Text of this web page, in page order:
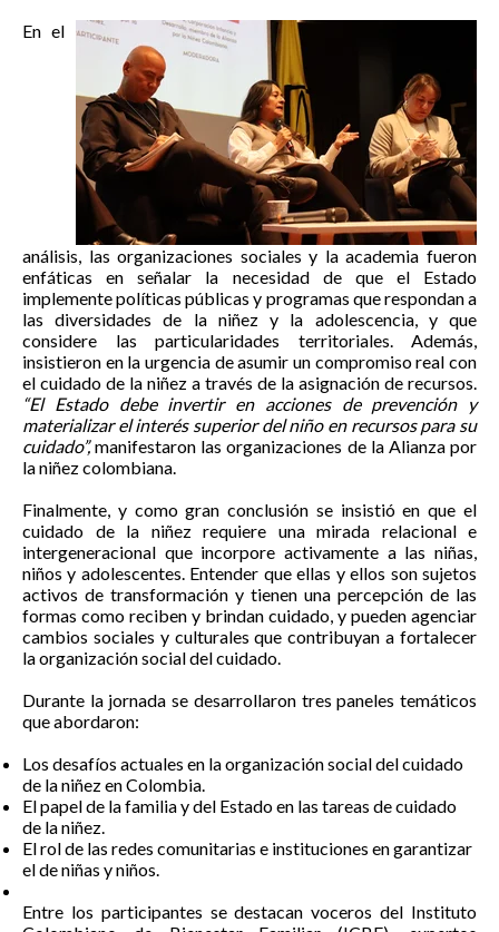
En el
análisis, las organizaciones sociales y la academia fueron
enfáticas en señalar la necesidad de que el Estado
implemente políticas públicas y programas que respondan a
las diversidades de la niñez y la adolescencia, y que
considere las particularidades territoriales. Además,
insistieron en la urgencia de asumir un compromiso real con
el cuidado de la niñez a través de la asignación de recursos.
“El Estado debe invertir en acciones de prevención y
materializar el interés superior del niño en recursos para su
cuidado”,manifestaron las organizaciones de la Alianza por
la niñez colombiana.
Finalmente, y como gran conclusión se insistió en que el
cuidado de la niñez requiere una mirada relacional e
intergeneracional que incorpore activamente a las niñas,
niños y adolescentes. Entender que ellas y ellos son sujetos
activos de transformación y tienen una percepción de las
formas como reciben y brindan cuidado, y pueden agenciar
cambios sociales y culturales que contribuyan a fortalecer
la organización social del cuidado.
Durante la jornada se desarrollaron tres paneles temáticos
que abordaron:
Los desafíos actuales en la organización social del cuidado
de la niñez en Colombia.
El papel de la familia y del Estado en las tareas de cuidado
de la niñez.
El rol de las redes comunitarias e instituciones en garantizar
el de niñas y niños.
Entre los participantes se destacan voceros del Instituto